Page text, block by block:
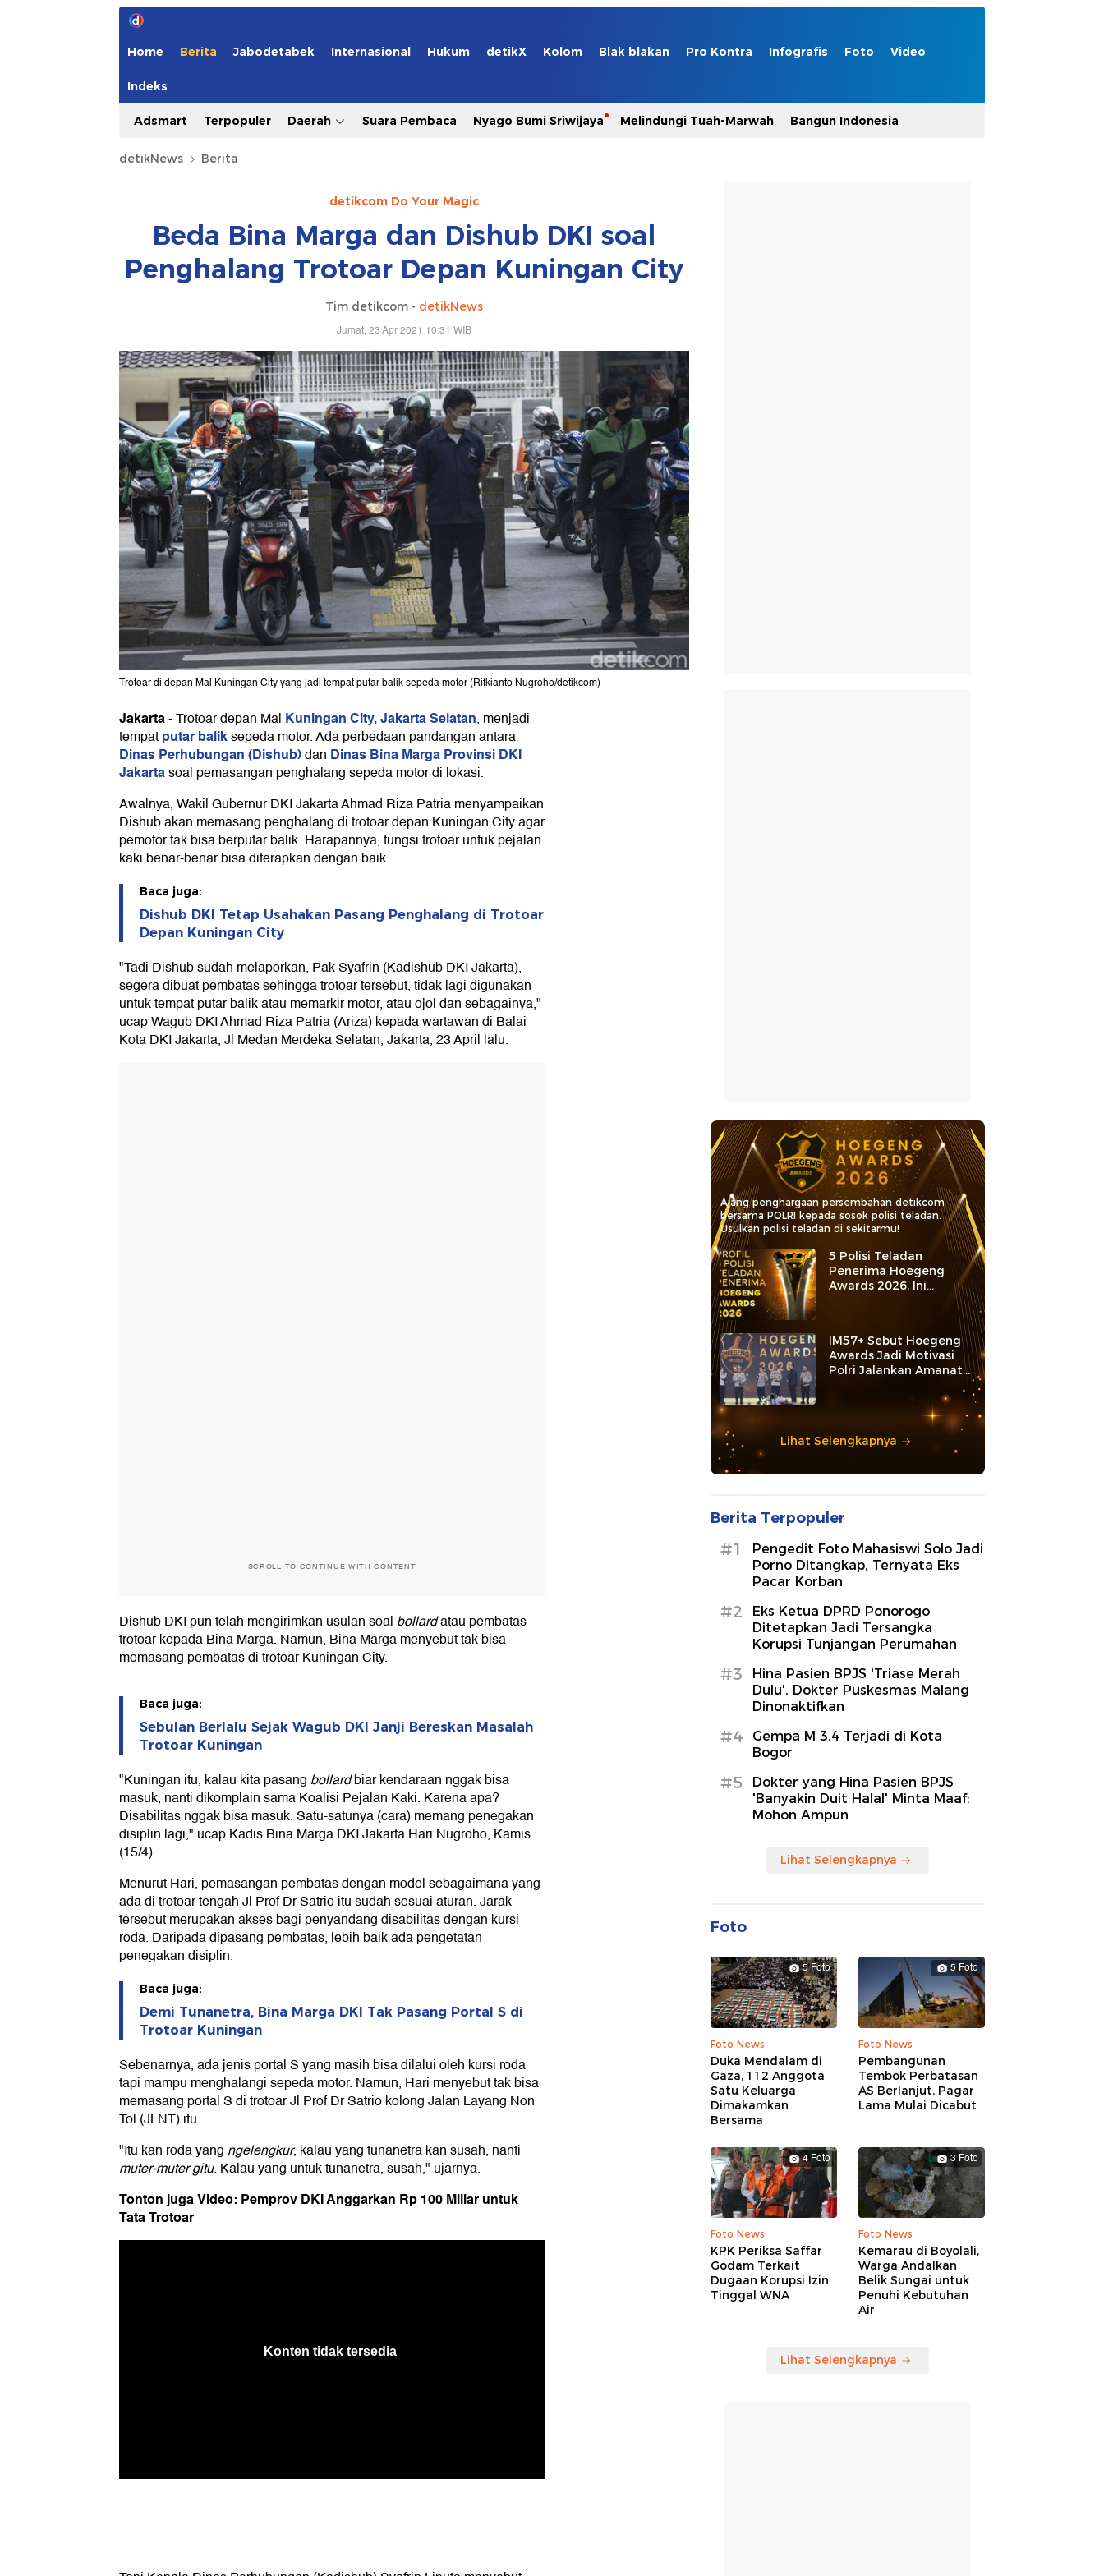
Home Berita Jabodetabek Internasional Hukum detikX Kolom Blak blakan Pro Kontra Infografis Foto Video
Indeks
Adsmart Terpopuler Daerah Suara Pembaca Nyago Bumi Sriwijaya Melindungi Tuah-Marwah Bangun Indonesia
detikNews Berita
detikcom Do Your Magic
Beda Bina Marga dan Dishub DKI soal
Penghalang Trotoar Depan Kuningan City
Tim detikcom - detikNews
Jumat, 23 Apr 2021 10:31 WIB
Trotoar di depan Mal Kuningan City yang jadi tempat putar balik sepeda motor (Rifkianto Nugroho/detikcom)
Jakarta-Trotoar depan Mal Kuningan City,Jakarta Selatan, menjadi
tempatputar baliksepeda motor. Ada perbedaan pandangan antara
Dinas Perhubungan (Dishub)dan Dinas Bina Marga Provinsi DKI
Jakartasoal pemasangan penghalang sepeda motor di lokasi.
Awalnya, Wakil Gubernur DKI Jakarta Ahmad Riza Patria menyampaikan
Dishub akan memasang penghalang di trotoar depan Kuningan City agar
pemotor tak bisa berputar balik. Harapannya, fungsi trotoar untuk pejalan
kaki benar-benar bisa diterapkan dengan baik.
Baca juga:
Dishub DKI Tetap Usahakan Pasang Penghalang di Trotoar
Depan Kuningan City
"Tadi Dishub sudah melaporkan, Pak Syafrin (Kadishub DKI Jakarta),
segera dibuat pembatas sehingga trotoar tersebut, tidak lagi digunakan
untuk tempat putar balik atau memarkir motor, atau ojol dan sebagainya,"
ucap Wagub DKI Ahmad Riza Patria (Ariza) kepada wartawan di Balai
Kota DKI Jakarta, Jl Medan Merdeka Selatan, Jakarta, 23 April lalu.
SCROLL TO CONTINUE WITH CONTENT
Dishub DKI pun telah mengirimkan usulan soal bollardatau pembatas
trotoar kepada Bina Marga. Namun, Bina Marga menyebut tak bisa
memasang pembatas di trotoar Kuningan City.
Baca juga:
Sebulan Berlalu Sejak Wagub DKI Janji Bereskan Masalah
Trotoar Kuningan
"Kuningan itu, kalau kita pasang bollardbiar kendaraan nggak bisa
masuk, nanti dikomplain sama Koalisi Pejalan Kaki. Karena apa?
Disabilitas nggak bisa masuk. Satu-satunya (cara) memang penegakan
disiplin lagi," ucap Kadis Bina Marga DKI Jakarta Hari Nugroho, Kamis
(15/4).
Menurut Hari, pemasangan pembatas dengan model sebagaimana yang
ada di trotoar tengah Jl Prof Dr Satrio itu sudah sesuai aturan. Jarak
tersebut merupakan akses bagi penyandang disabilitas dengan kursi
roda. Daripada dipasang pembatas, lebih baik ada pengetatan
penegakan disiplin.
Baca juga:
Demi Tunanetra, Bina Marga DKI Tak Pasang Portal S di
Trotoar Kuningan
Sebenarnya, ada jenis portal S yang masih bisa dilalui oleh kursi roda
tapi mampu menghalangi sepeda motor. Namun, Hari menyebut tak bisa
memasang portal S di trotoar Jl Prof Dr Satrio kolong Jalan Layang Non
Tol (JLNT) itu.
"Itu kan roda yang ngelengkur, kalau yang tunanetra kan susah, nanti
muter-muter gitu. Kalau yang untuk tunanetra, susah," ujarnya.
Tonton juga Video: Pemprov DKI Anggarkan Rp 100 Miliar untuk
Tata Trotoar
Ajang penghargaan persembahan detikcom
bersama POLRI kepada sosok polisi teladan.
Usulkan polisi teladan di sekitarmu!
5 Polisi Teladan
Penerima Hoegeng
Awards 2026, Ini
Kategori dan Kiprahnya
IM57+ Sebut Hoegeng
Awards Jadi Motivasi
Polri Jalankan Amanat
Lihat Selengkapnya
Berita Terpopuler
#1
Pengedit Foto Mahasiswi Solo Jadi
Porno Ditangkap, Ternyata Eks
Pacar Korban
#2
Eks Ketua DPRD Ponorogo
Ditetapkan Jadi Tersangka
Korupsi Tunjangan Perumahan
#3
Hina Pasien BPJS 'Triase Merah
Dulu', Dokter Puskesmas Malang
Dinonaktifkan
#4
Gempa M 3,4 Terjadi di Kota
Bogor
#5
Dokter yang Hina Pasien BPJS
'Banyakin Duit Halal' Minta Maaf:
Mohon Ampun
Lihat Selengkapnya
Foto
5 Foto
Foto News
Duka Mendalam di
Gaza, 112 Anggota
Satu Keluarga
Dimakamkan
Bersama
5 Foto
Foto News
Pembangunan
Tembok Perbatasan
AS Berlanjut, Pagar
Lama Mulai Dicabut
4 Foto
Foto News
KPK Periksa Saffar
Godam Terkait
Dugaan Korupsi Izin
Tinggal WNA
3 Foto
Foto News
Kemarau di Boyolali,
Warga Andalkan
Belik Sungai untuk
Penuhi Kebutuhan
Air
Lihat Selengkapnya